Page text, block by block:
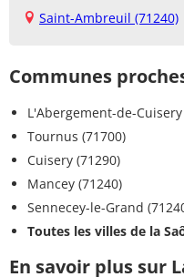
Saint-Ambreuil (71240)
Communes
L'Abergement-de-Cuisery
Tournus (71700)
Cuisery (71290)
Mancey (71240)
Sennecey-le-Grand
Toutes les villes de la
En savoir plus sur